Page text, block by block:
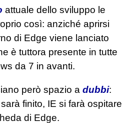
attuale dello sviluppo le
così: anziché aprirsi
di Edge viene lanciato
è tuttora presente in tutte
da 7 in avanti.
però spazio a dubbi:
finito, IE si farà ospitare
di Edge.